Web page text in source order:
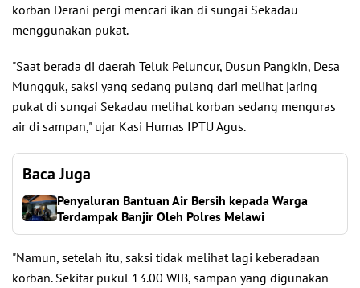
korban Derani pergi mencari ikan di sungai Sekadau
menggunakan pukat.
"Saat berada di daerah Teluk Peluncur, Dusun Pangkin, Desa
Mungguk, saksi yang sedang pulang dari melihat jaring
pukat di sungai Sekadau melihat korban sedang menguras
air di sampan," ujar Kasi Humas IPTU Agus.
Baca Juga
Penyaluran Bantuan Air Bersih kepada Warga
Terdampak Banjir Oleh Polres Melawi
"Namun, setelah itu, saksi tidak melihat lagi keberadaan
korban. Sekitar pukul 13.00 WIB, sampan yang digunakan